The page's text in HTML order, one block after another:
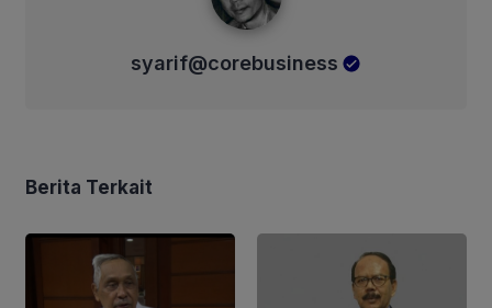
syarif@corebusiness
Berita Terkait